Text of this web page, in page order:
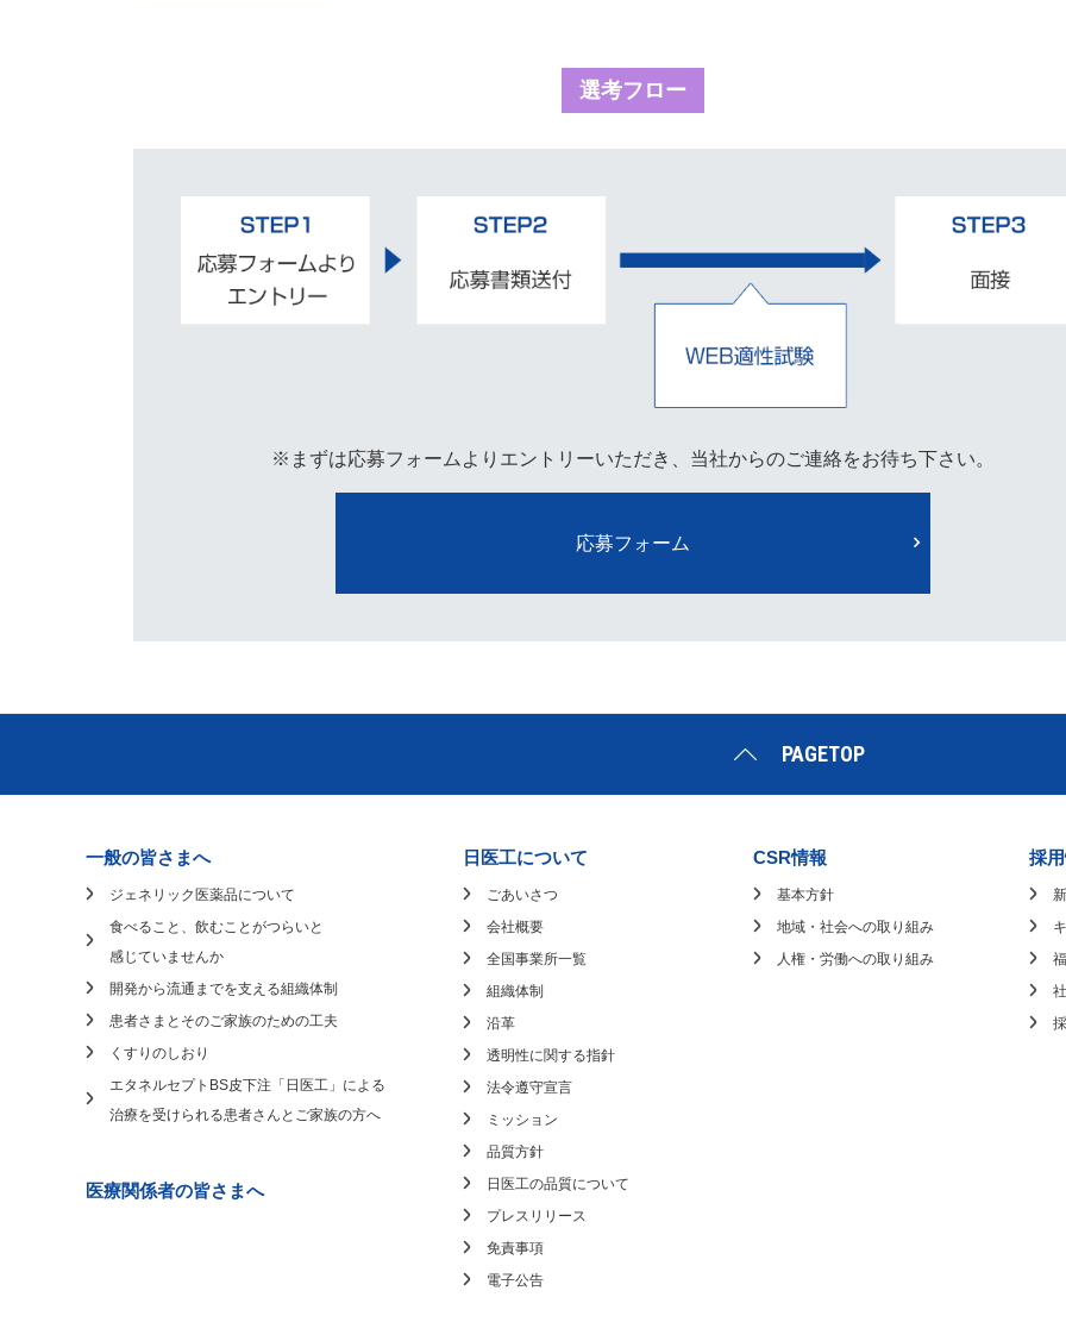
選考フロー
※まずは応募フォームよりエントリーいただき、当社からのご連絡をお待ち下さい。
応募フォーム
PAGETOP
一般の皆さまへ
ジェネリック医薬品について
食べること、飲むことがつらいと
感じていませんか
開発から流通までを支える組織体制
患者さまとそのご家族のための工夫
くすりのしおり
エタネルセプトBS皮下注「日医工」による
治療を受けられる患者さんとご家族の方へ
医療関係者の皆さまへ
日医工について
ごあいさつ
会社概要
全国事業所一覧
組織体制
沿革
透明性に関する指針
法令遵守宣言
ミッション
品質方針
日医工の品質について
プレスリリース
免責事項
電子公告
CSR情報
基本方針
地域・社会への取り組み
人権・労働への取り組み
採